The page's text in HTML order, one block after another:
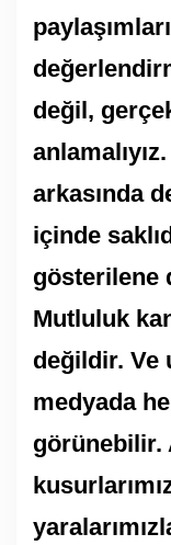
değil,
arkasında
içinde
gösterilene
Mutluluk
değildir. Ve
medyada
görünebilir.